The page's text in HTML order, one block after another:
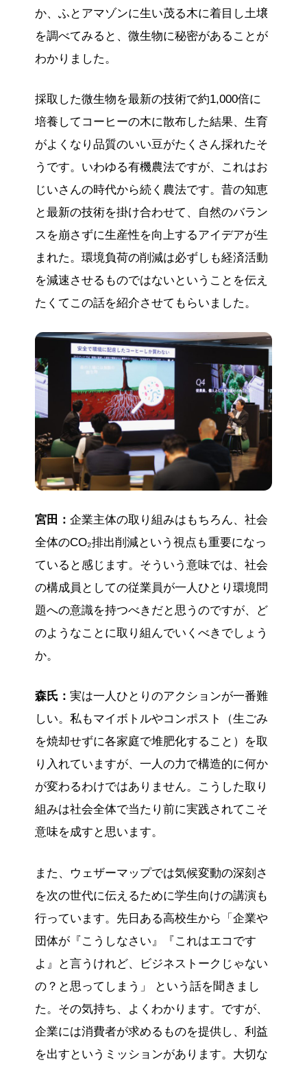
か、ふとアマゾンに生い茂る木に着目し土壌
を調べてみると、微生物に秘密があることが
わかりました。
採取した微生物を最新の技術で約1,000倍に
培養してコーヒーの木に散布した結果、生育
がよくなり品質のいい豆がたくさん採れたそ
うです。いわゆる有機農法ですが、これはお
じいさんの時代から続く農法です。昔の知恵
と最新の技術を掛け合わせて、自然のバラン
スを崩さずに生産性を向上するアイデアが生
まれた。環境負荷の削減は必ずしも経済活動
を減速させるものではないということを伝え
たくてこの話を紹介させてもらいました。
宮田： 企業主体の取り組みはもちろん、社会
全体のCO₂排出削減という視点も重要になっ
ていると感じます。そういう意味では、社会
の構成員としての従業員が一人ひとり環境問
題への意識を持つべきだと思うのですが、ど
のようなことに取り組んでいくべきでしょう
か。
森氏： 実は一人ひとりのアクションが一番難
しい。私もマイボトルやコンポスト（生ごみ
を焼却せずに各家庭で堆肥化すること）を取
り入れていますが、一人の力で構造的に何か
が変わるわけではありません。こうした取り
組みは社会全体で当たり前に実践されてこそ
意味を成すと思います。
また、ウェザーマップでは気候変動の深刻さ
を次の世代に伝えるために学生向けの講演も
行っています。先日ある高校生から「企業や
団体が『こうしなさい』『これはエコです
よ』と言うけれど、ビジネストークじゃない
の？と思ってしまう」 という話を聞きまし
た。その気持ち、よくわかります。ですが、
企業には消費者が求めるものを提供し、利益
を出すというミッションがあります。大切な